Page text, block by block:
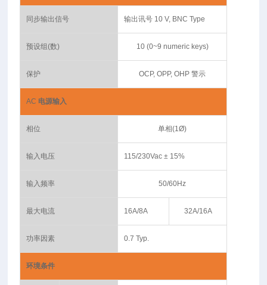
同步输出信号 输出讯号 10 V, BNC Type
预设组(数) 10 (0~9 numeric keys)
保护 OCP, OPP, OHP 警示
AC 电源输入
相位 单相(1Ø)
输入电压 115/230Vac ± 15%
输入频率 50/60Hz
最大电流 16A/8A 32A/16A
功率因素 0.7 Typ.
环境条件